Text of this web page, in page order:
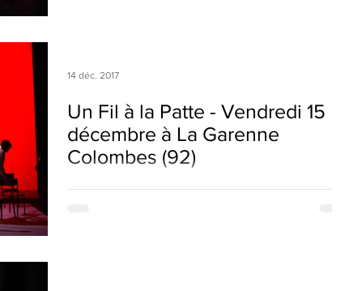
Un Fil à la Patte - Vendredi 15
décembre à La Garenne
Colombes (92)
Nous sommes heureux de vous annoncer la
14 déc. 2017